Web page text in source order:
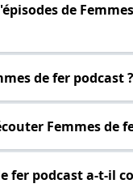
de
de fer podcast ?
Femmes de
fer podcast a-t-il